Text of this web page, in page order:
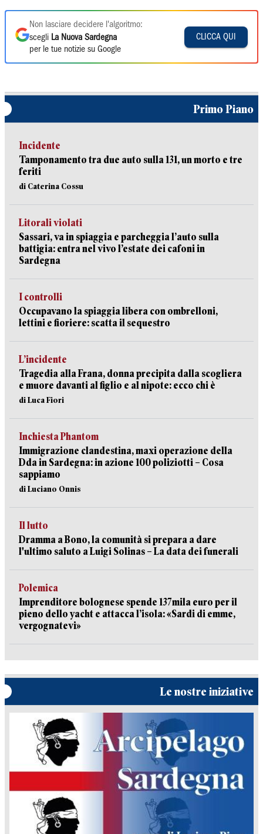
Non lasciare decidere l'algoritmo:
scegli La Nuova Sardegna
per le tue notizie su Google
CLICCA QUI
Primo Piano
Incidente
Tamponamento tra due auto sulla 131, un morto e tre
feriti
di Caterina Cossu
Litorali violati
Sassari, va in spiaggia e parcheggia l’auto sulla
battigia: entra nel vivo l’estate dei cafoni in
Sardegna
I controlli
Occupavano la spiaggia libera con ombrelloni,
lettini e fioriere: scatta il sequestro
L’incidente
Tragedia alla Frana, donna precipita dalla scogliera
e muore davanti al figlio e al nipote: ecco chi è
di Luca Fiori
Inchiesta Phantom
Immigrazione clandestina, maxi operazione della
Dda in Sardegna: in azione 100 poliziotti – Cosa
sappiamo
di Luciano Onnis
Il lutto
Dramma a Bono, la comunità si prepara a dare
l'ultimo saluto a Luigi Solinas – La data dei funerali
Polemica
Imprenditore bolognese spende 137mila euro per il
pieno dello yacht e attacca l’isola: «Sardi di emme,
vergognatevi»
Le nostre iniziative